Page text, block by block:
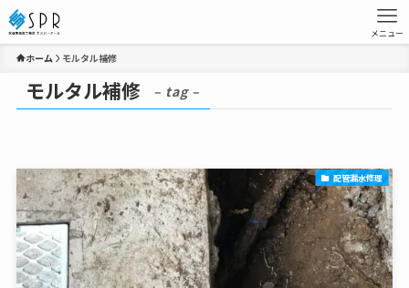
メニュー
ホーム モルタル補修
モルタル補修 – tag –
配管漏水修理